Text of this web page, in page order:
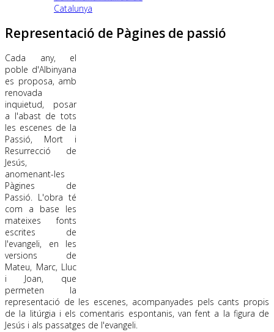
Catalunya
Representació de Pàgines de passió
Cada any, el
poble d'Albinyana
es proposa, amb
renovada
inquietud, posar
a l'abast de tots
les escenes de la
Passió, Mort i
Resurrecció de
Jesús,
anomenant-les
Pàgines de
Passió. L'obra té
com a base les
mateixes fonts
escrites de
l'evangeli, en les
versions de
Mateu, Marc, Lluc
i Joan, que
permeten la
representació de les escenes, acompanyades pels cants propis
de la litúrgia i els comentaris espontanis, van fent a la figura de
Jesús i als passatges de l'evangeli.